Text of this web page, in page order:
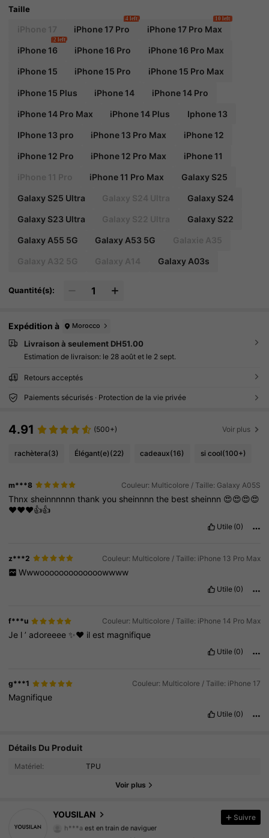
Taille
iPhone 17 Pro
4 left
iPhone 17 Pro Max
10 left
iPhone 16
2 left
iPhone 16 Pro iPhone 16 Pro Max
iPhone 15 iPhone 15 Pro iPhone 15 Pro Max
iPhone 15 Plus iPhone 14 iPhone 14 Pro
iPhone 14 Pro Max iPhone 14 Plus Iphone 13
IPhone 13 pro iPhone 13 Pro Max iPhone 12
iPhone 12 Pro iPhone 12 Pro Max iPhone 11
iPhone 11 Pro Max Galaxy S25
Galaxy S25 Ultra Galaxy S24
Galaxy S23 Ultra Galaxy S22
Galaxy A55 5G Galaxy A53 5G
Galaxy A03s
Quantité(s):
Expédition à Morocco
Livraison à seulement DH51.00
Estimation de livraison: le 28 août et le 2 sept.
Retours acceptés
Paiements sécurisés · Protection de la vie privée
4.91 (500+) Voir plus
rachètera(3) Élégant(e)(22) cadeaux(16) si cool(100+)
m***8 Couleur: Multicolore / Taille: Galaxy A05S
Thnx sheinnnnnnthankyou sheinnnnthe best sheinnn 😍😍😍😍
❤️❤️❤️👍👍
Utile (0)
z***2 Couleur: Multicolore / Taille: iPhone 13 Pro Max
Wwwooooooooooooowwww
Utile (0)
f***u Couleur: Multicolore / Taille: iPhone 14 Pro Max
Je l’ adoreeee ✨❤️ ilest magnifique
Utile (0)
g***1 Couleur: Multicolore / Taille: iPhone 17
Magnifique
Utile (0)
Détails Du Produit
Matériel: TPU
Voir plus
YOUSILAN
4.90
15K Suiveurs
4.90
h***a est en train de naviguer
Suivre